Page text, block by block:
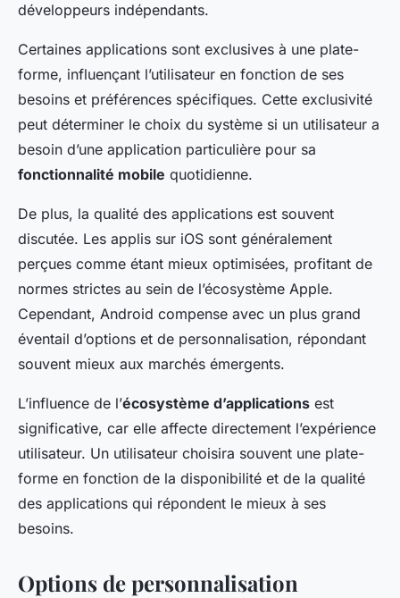
développeurs indépendants.
Certaines applications sont exclusives à une plate-
forme, influençant l’utilisateur en fonction de ses
besoins et préférences spécifiques. Cette exclusivité
peut déterminer le choix du système si un utilisateur a
besoin d’une application particulière pour sa
fonctionnalité mobile quotidienne.
De plus, la qualité des applications est souvent
discutée. Les applis sur iOS sont généralement
perçues comme étant mieux optimisées, profitant de
normes strictes au sein de l’écosystème Apple.
Cependant, Android compense avec un plus grand
éventail d’options et de personnalisation, répondant
souvent mieux aux marchés émergents.
L’influence de l’écosystème d’applications est
significative, car elle affecte directement l’expérience
utilisateur. Un utilisateur choisira souvent une plate-
forme en fonction de la disponibilité et de la qualité
des applications qui répondent le mieux à ses
besoins.
Options de personnalisation